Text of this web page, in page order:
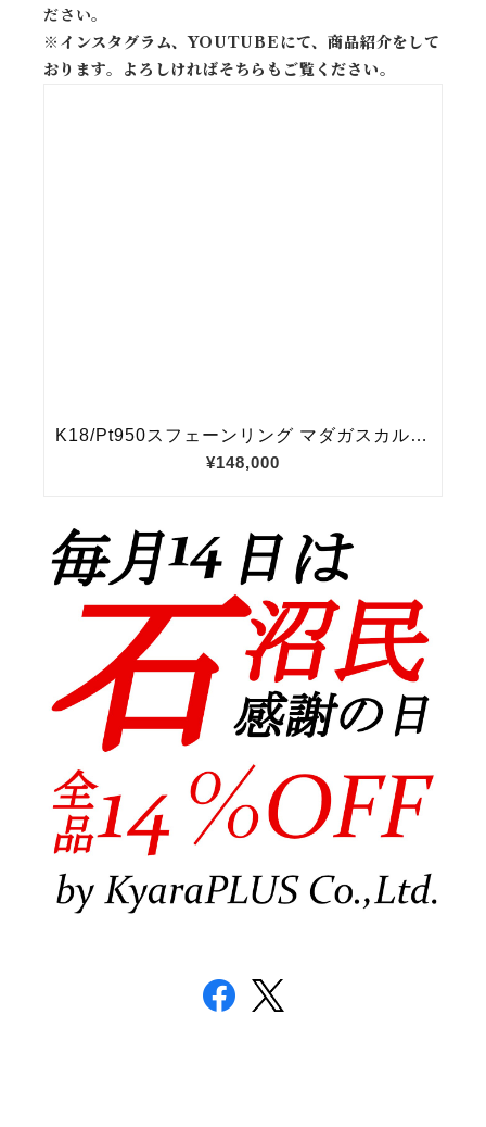
ださい。
※ インスタグラム、YOUTUBEにて、商品紹介をして
おります。よろしければそちらもご覧ください。